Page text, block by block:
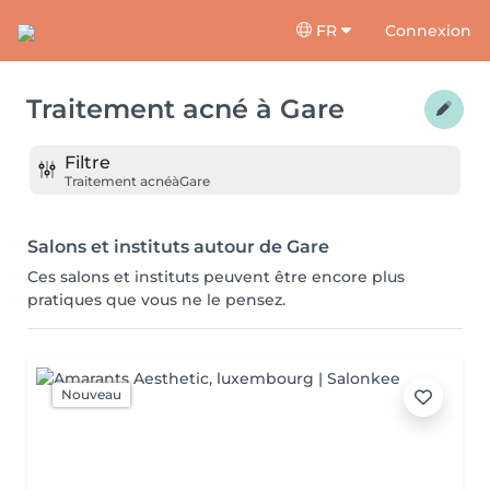
FR Connexion
Traitement acné à Gare
Filtre
Traitement acnéàGare
Salons et instituts autour de Gare
Ces salons et instituts peuvent être encore plus
pratiques que vous ne le pensez.
Nouveau